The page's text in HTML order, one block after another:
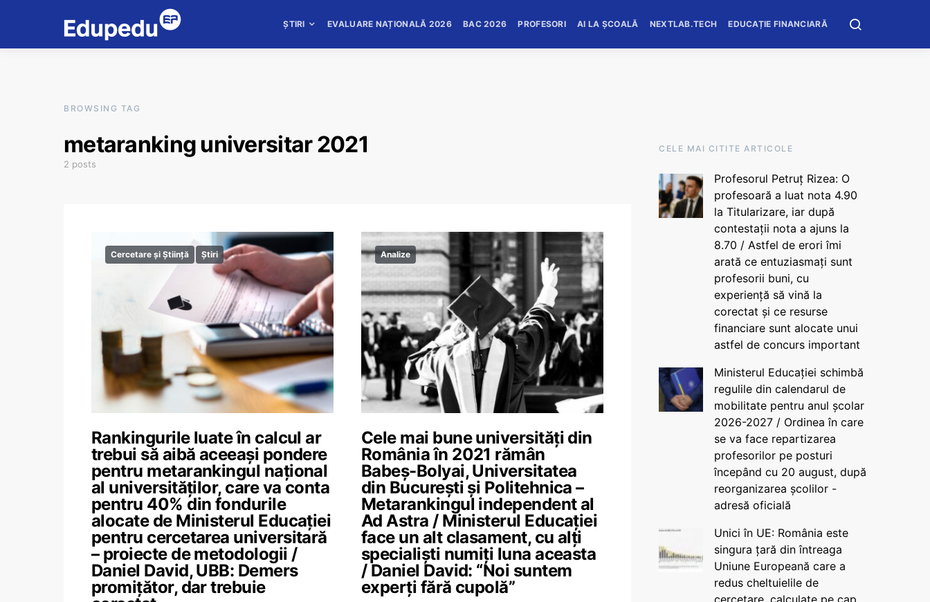
ȘTIRI EVALUARE NAȚIONALĂ 2026 BAC 2026 PROFESORI AI LA ȘCOALĂ NEXTLAB.TECH EDUCAȚIE FINANCIARĂ
BROWSING TAG
metaranking universitar 2021
2 posts
Cercetare și Știință Știri
Rankingurile luate în calcul ar
trebui să aibă aceeași pondere
pentru metarankingul național
al universităților, care va conta
pentru 40% din fondurile
alocate de Ministerul Educației
pentru cercetarea universitară
– proiecte de metodologii /
Daniel David, UBB: Demers
promițător, dar trebuie
Analize
Cele mai bune universități din
România în 2021 rămân
Babeș-Bolyai, Universitatea
din București și Politehnica –
Metarankingul independent al
Ad Astra / Ministerul Educației
face un alt clasament, cu alți
specialiști numiți luna aceasta
/ Daniel David: “Noi suntem
experți fără cupolă”
CELE MAI CITITE ARTICOLE
Profesorul Petruț Rizea: O
profesoară a luat nota 4.90
la Titularizare, iar după
contestații nota a ajuns la
8.70 / Astfel de erori îmi
arată ce entuziasmați sunt
profesorii buni, cu
experiență să vină la
corectat și ce resurse
financiare sunt alocate unui
astfel de concurs important
Ministerul Educației schimbă
regulile din calendarul de
mobilitate pentru anul școlar
2026-2027 / Ordinea în care
se va face repartizarea
profesorilor pe posturi
începând cu 20 august, după
reorganizarea școlilor -
adresă oficială
Unici în UE: România este
singura țară din întreaga
Uniune Europeană care a
redus cheltuielile de
cercetare, calculate pe cap